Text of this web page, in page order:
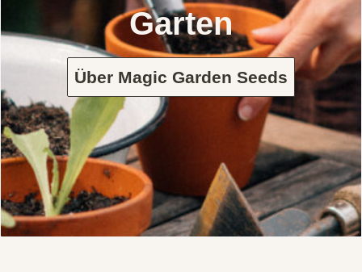
Garten
Über Magic Garden Seeds